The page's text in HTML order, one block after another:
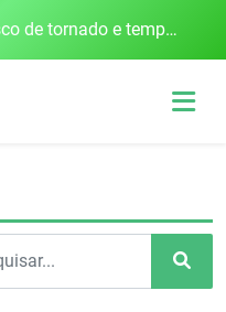
Associação dos Municípios do Norte Gaúcho solicita R$ 8 milhões ao Governo do Estado para reparações climáticas